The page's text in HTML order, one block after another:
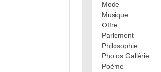
Mode
Musique
Offre
Parlement
Philosophie
Photos Gallérie
Poème